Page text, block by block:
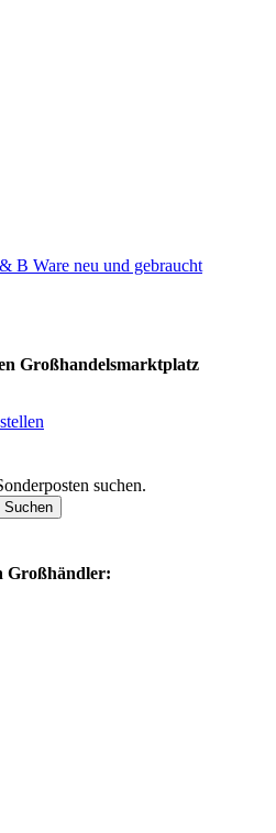
B Ware neu und gebraucht
Großhandelsmarktplatz
suchen.
Suchen
Großhändler: